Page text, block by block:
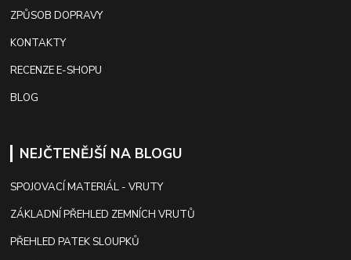
ZPŮSOB DOPRAVY
KONTAKTY
RECENZE E-SHOPU
BLOG
NEJČTENĚJŠÍ NA BLOGU
SPOJOVACÍ MATERIÁL - VRUTY
ZÁKLADNÍ PŘEHLED ZEMNÍCH VRUTŮ
PŘEHLED PATEK SLOUPKŮ